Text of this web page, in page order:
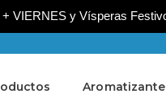
y Vísperas